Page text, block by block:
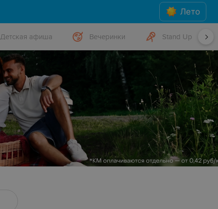
Лето
Детская афиша Вечеринки Stand Up